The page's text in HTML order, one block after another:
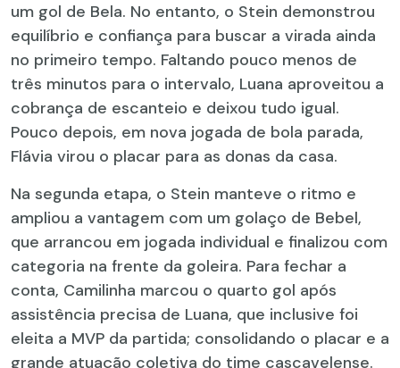
um gol de Bela. No entanto, o Stein demonstrou
equilíbrio e confiança para buscar a virada ainda
no primeiro tempo. Faltando pouco menos de
três minutos para o intervalo, Luana aproveitou a
cobrança de escanteio e deixou tudo igual.
Pouco depois, em nova jogada de bola parada,
Flávia virou o placar para as donas da casa.
Na segunda etapa, o Stein manteve o ritmo e
ampliou a vantagem com um golaço de Bebel,
que arrancou em jogada individual e finalizou com
categoria na frente da goleira. Para fechar a
conta, Camilinha marcou o quarto gol após
assistência precisa de Luana, que inclusive foi
eleita a MVP da partida; consolidando o placar e a
grande atuação coletiva do time cascavelense.